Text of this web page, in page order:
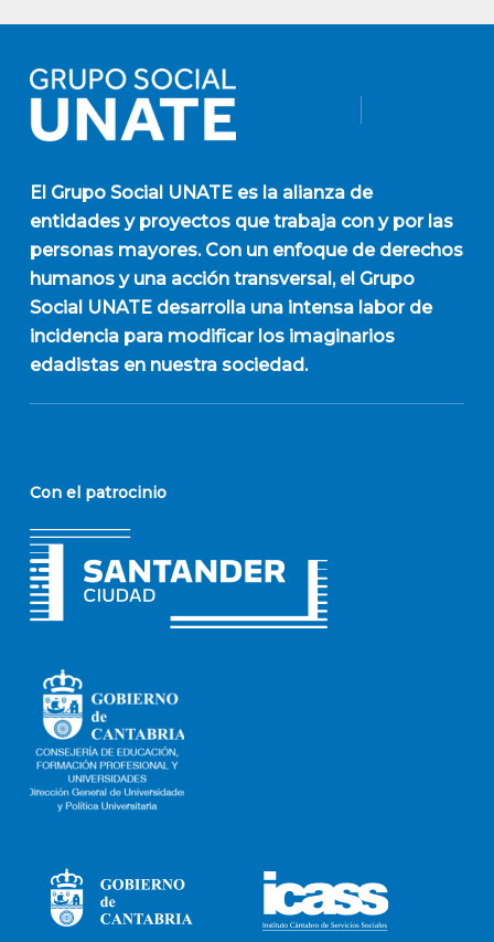
El Grupo Social UNATEes la alianza de
entidades y proyectos que trabaja con y por las
personas mayores. Con un enfoque de derechos
humanos y una acción transversal, el Grupo
Social UNATE desarrolla una intensa labor de
incidencia para modificar los imaginarios
edadistas en nuestra sociedad.
Con el patrocinio